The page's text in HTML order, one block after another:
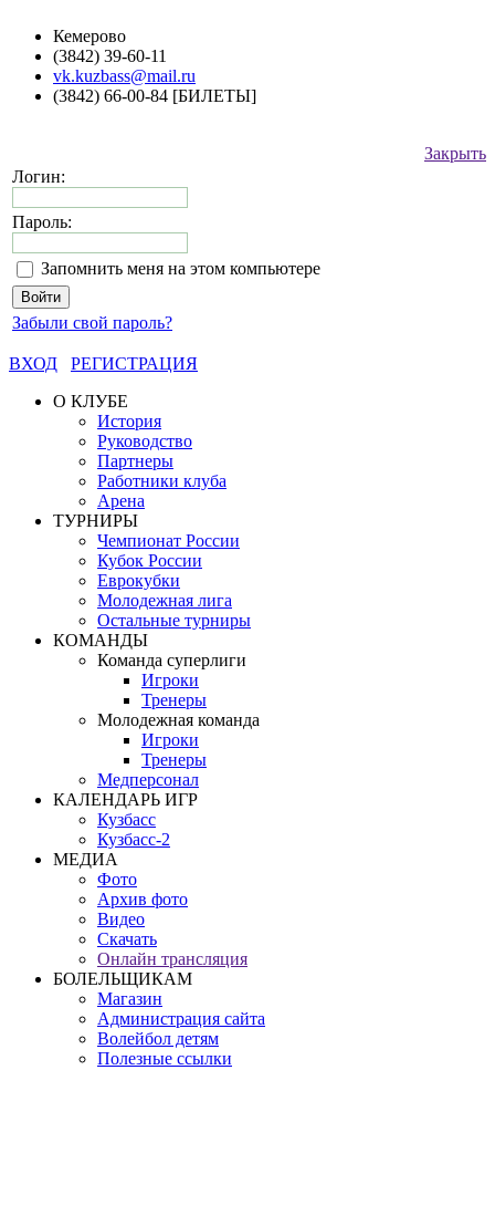
Кемерово
(3842) 39-60-11
vk.kuzbass@mail.ru
(3842) 66-00-84 [БИЛЕТЫ]
Закрыть
Логин:
Пароль:
Запомнить меня на этом компьютере
Забыли свой пароль?
ВХОД
РЕГИСТРАЦИЯ
О КЛУБЕ
История
Руководство
Партнеры
Работники клуба
Арена
ТУРНИРЫ
Чемпионат России
Кубок России
Еврокубки
Молодежная лига
Остальные турниры
КОМАНДЫ
Команда суперлиги
Игроки
Тренеры
Молодежная команда
Игроки
Тренеры
Медперсонал
КАЛЕНДАРЬ ИГР
Кузбасс
Кузбасс-2
МЕДИА
Фото
Архив фото
Видео
Скачать
Онлайн трансляция
БОЛЕЛЬЩИКАМ
Магазин
Администрация сайта
Волейбол детям
Полезные ссылки